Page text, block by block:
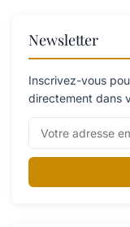
Newsletter
Inscrivez-vous
directement dans